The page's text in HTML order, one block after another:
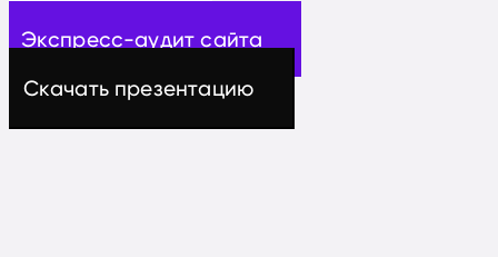
Экспресс-аудит сайта
Скачать презентацию